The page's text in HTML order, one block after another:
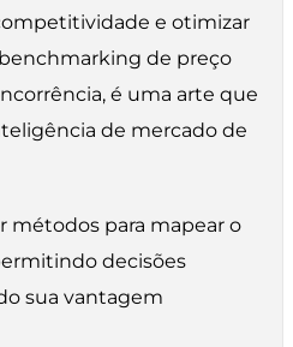
e otimizar
de preço
é uma arte que
de mercado de
métodos para mapear o
decisões
sua vantagem